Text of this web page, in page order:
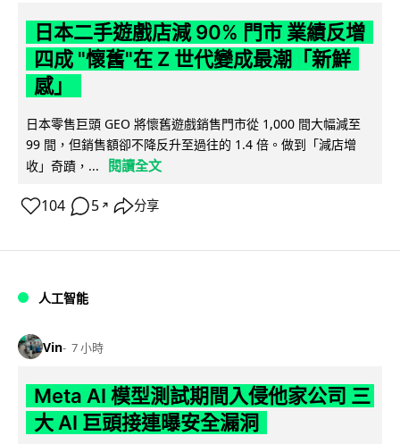
日本二手遊戲店減 90% 門市 業績反增
四成 "懷舊"在 Z 世代變成最潮「新鮮
感」
日本零售巨頭 GEO 將懷舊遊戲銷售門市從 1,000 間大幅減至
99 間，但銷售額卻不降反升至過往的 1.4 倍。做到「減店增
收」奇蹟，...
閱讀全文
104 5 ↗ 分享
人工智能
Vin 7 小時
Meta AI 模型測試期間入侵他家公司 三
大 AI 巨頭接連曝安全漏洞